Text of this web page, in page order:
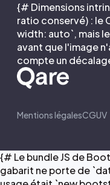
{# Dimensions
ratio conservé) : le
width: auto`, mais
avant que l'image
compte un
Mentions légalesCGUV
{# Le bundle JS de
gabarit ne porte de